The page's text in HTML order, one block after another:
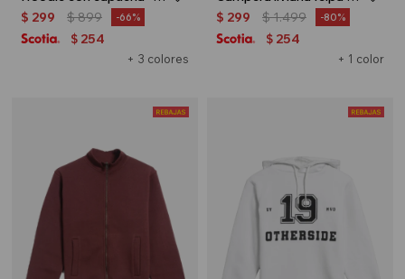
+ 3 colores
$ 299 $899 66
$ 254
+ 1 color
$ 299 $1.499 80
$ 254